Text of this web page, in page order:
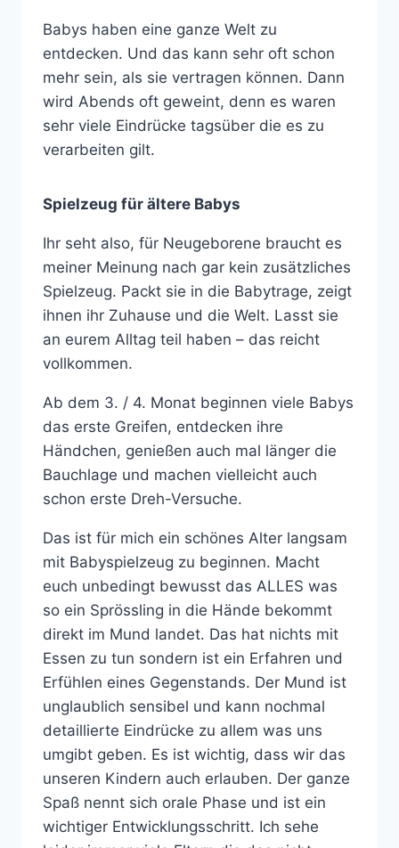
Babys haben eine ganze Welt zu
entdecken. Und das kann sehr oft schon
mehr sein, als sie vertragen können. Dann
wird Abends oft geweint, denn es waren
sehr viele Eindrücke tagsüber die es zu
verarbeiten gilt.
Spielzeug für ältere Babys
Ihr seht also, für Neugeborene braucht es
meiner Meinung nach gar kein zusätzliches
Spielzeug. Packt sie in die Babytrage, zeigt
ihnen ihr Zuhause und die Welt. Lasst sie
an eurem Alltag teil haben – das reicht
vollkommen.
Ab dem 3. / 4. Monat beginnen viele Babys
das erste Greifen, entdecken ihre
Händchen, genießen auch mal länger die
Bauchlage und machen vielleicht auch
schon erste Dreh-Versuche.
Das ist für mich ein schönes Alter langsam
mit Babyspielzeug zu beginnen. Macht
euch unbedingt bewusst das ALLES was
so ein Sprössling in die Hände bekommt
direkt im Mund landet. Das hat nichts mit
Essen zu tun sondern ist ein Erfahren und
Erfühlen eines Gegenstands. Der Mund ist
unglaublich sensibel und kann nochmal
detaillierte Eindrücke zu allem was uns
umgibt geben. Es ist wichtig, dass wir das
unseren Kindern auch erlauben. Der ganze
Spaß nennt sich orale Phase und ist ein
wichtiger Entwicklungsschritt. Ich sehe